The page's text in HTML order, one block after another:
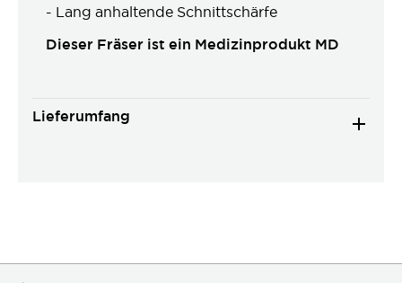
- Lang anhaltende Schnittschärfe
Dieser Fräser ist ein Medizinprodukt MD
Lieferumfang